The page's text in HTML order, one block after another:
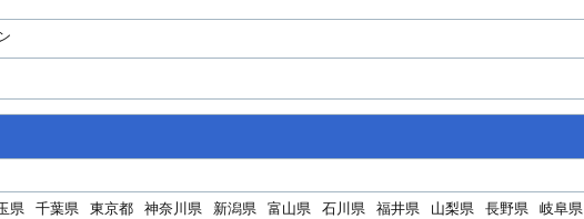
県 千葉県 東京都 神奈川県 新潟県 富山県 石川県 福井県 山梨県 長野県 岐阜県